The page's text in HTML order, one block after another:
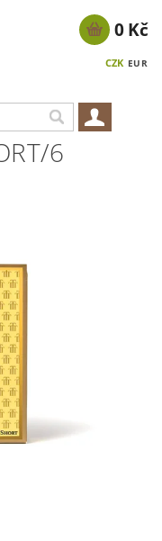
CZK EUR
0 Kč
6